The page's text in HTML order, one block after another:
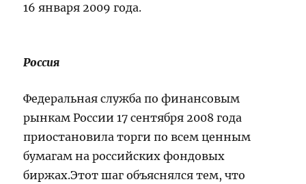
16 января 2009 года.
Россия
Федеральная служба по финансовым
рынкам России 17 сентября 2008 года
приостановила торги по всем ценным
бумагам на российских фондовых
биржах.Этот шаг объяснялся тем, что